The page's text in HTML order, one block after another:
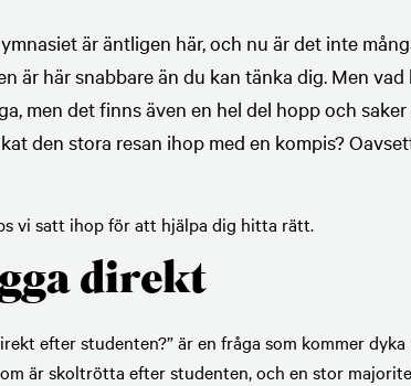
är äntligen här, och nu är det inte
är här snabbare än du kan tänka dig. Men
men det finns även en hel del hopp och
den stora resan ihop med en kompis?
vi satt ihop för att hjälpa dig hitta rätt.
direkt
efter studenten?” är en fråga som kommer
är skoltrötta efter studenten, och en stor